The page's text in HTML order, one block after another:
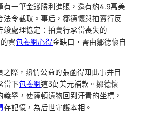
有一筆金錢勝利進賬，還有約4.9萬美
法令截取。事后，鄒德懷與拍賣行反
竣處理協定：拍賣行承當喪失的
資包養網心得金缺口，需由鄒德懷自
之際，熱情公益的張菡得知此事并自
當下包養網這3萬美元補款。鄒德懷
舉，使薩頓遺物回到汗青的坐標，
存記憶，為后世守護本相。